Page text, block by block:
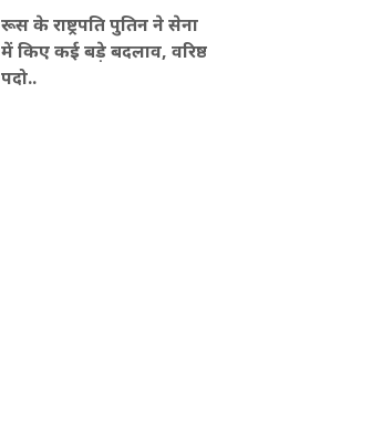
रूस के राष्ट्रपति पुत‍िन ने सेना
में क‍िए कई बड़े बदलाव, वरिष्ठ
पदो..